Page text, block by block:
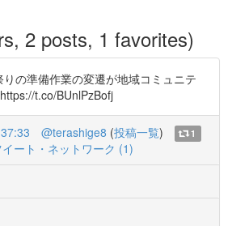
2 posts, 1 favorites)
の準備作業の変遷が地域コミュニテ
t.co/BUnlPzBofj
@terashige8 (投稿一覧)
1
イート・ネットワーク (1)